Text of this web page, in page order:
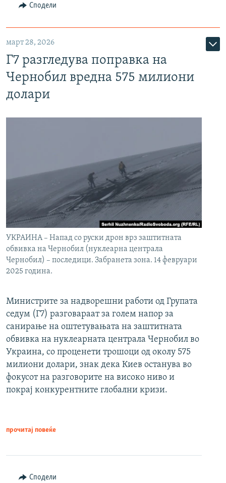
Сподели
март 28, 2026
Г7 разгледува поправка на
Чернобил вредна 575 милиони
долари
УКРАИНА – Напад со руски дрон врз заштитната
обвивка на Чернобил (нуклеарна централа
Чернобил) – последици. Забранета зона. 14 февруари
2025 година.
Министрите за надворешни работи од Групата
седум (Г7) разговараат за голем напор за
санирање на оштетувањата на заштитната
обвивка на нуклеарната централа Чернобил во
Украина, со проценети трошоци од околу 575
милиони долари, знак дека Киев останува во
фокусот на разговорите на високо ниво и
покрај конкурентните глобални кризи.
прочитај повеќе
Сподели